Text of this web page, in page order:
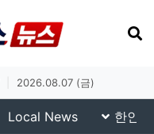
2026.08.07 (금)
Local News 한인